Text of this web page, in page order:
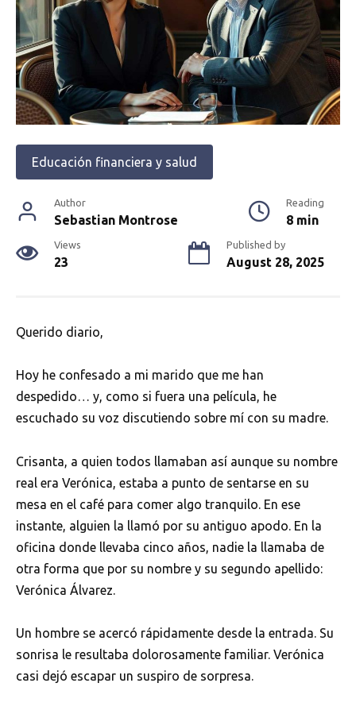
Educación financiera y salud
Author
Sebastian Montrose
Reading
8 min
Views
23
Published by
August 28, 2025
Querido diario,
Hoy he confesado a mi marido que me han
despedido… y, como si fuera una película, he
escuchado su voz discutiendo sobre mí con su madre.
Crisanta, a quien todos llamaban así aunque su nombre
real era Verónica, estaba a punto de sentarse en su
mesa en el café para comer algo tranquilo. En ese
instante, alguien la llamó por su antiguo apodo. En la
oficina donde llevaba cinco años, nadie la llamaba de
otra forma que por su nombre y su segundo apellido:
Verónica Álvarez.
Un hombre se acercó rápidamente desde la entrada. Su
sonrisa le resultaba dolorosamente familiar. Verónica
casi dejó escapar un suspiro de sorpresa.